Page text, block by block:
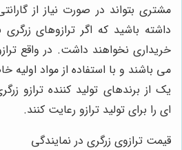
مشتری بتواند در صورت نیاز از
داشته باشید که اگر ترازوهای
خریداری نخواهند داشت. در واقع
می باشند و با استفاده از مواد
یک از برندهای تولید کننده ترازو
ای را برای تولید ترازو رعایت کنند.
قیمت ترازوی زرگری در نمایندگی